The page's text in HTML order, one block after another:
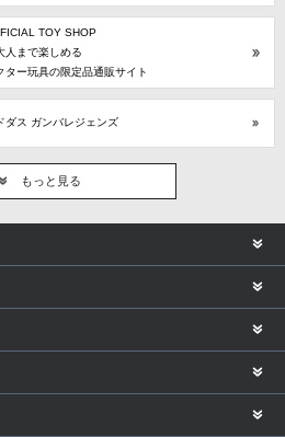
TOY SHOP
人まで楽しめる
ター玩具の限定品通販サイト
ダス ガンバレジェンズ
もっと見る